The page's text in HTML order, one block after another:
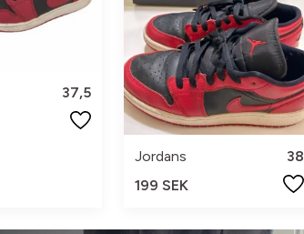
37,5
Jordans
38
199 SEK